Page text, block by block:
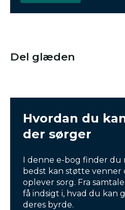
Del glæden
Hvordan du
der sørger
I denne e-bog finder du
bedst kan støtte venner
oplever sorg. Fra
få indsigt i, hvad du kan
deres byrde.